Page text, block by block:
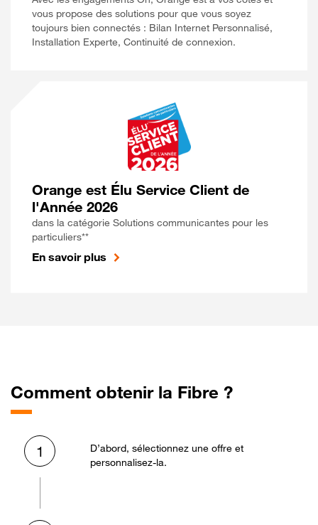
vous propose des solutions pour que vous soyez
toujours bien connectés : Bilan Internet Personnalisé,
Installation Experte, Continuité de connexion.
Orange est Élu Service Client de
l'Année 2026
dans la catégorie Solutions communicantes pour les
particuliers**
En savoir plus
Comment obtenir la Fibre ?
1
D’abord, sélectionnez une offre et
personnalisez-la.